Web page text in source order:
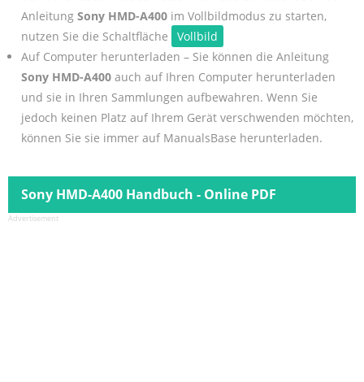
Anleitung Sony HMD-A400im Vollbildmodus zu starten,
nutzen Sie die Schaltfläche
Vollbild
Auf Computer herunterladen – Sie können die Anleitung
Sony HMD-A400auch auf Ihren Computer herunterladen
und sie in Ihren Sammlungen aufbewahren. Wenn Sie
jedoch keinen Platz auf Ihrem Gerät verschwenden möchten,
können Sie sie immer auf ManualsBase herunterladen.
Sony HMD-A400 Handbuch - Online PDF
Advertisement